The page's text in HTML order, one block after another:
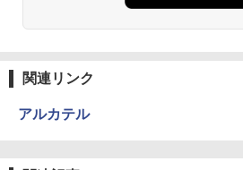
関連リンク
アルカテル